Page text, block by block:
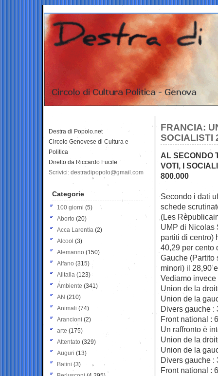
FRANCIA:
SOCIALISTI
AL SECONDO
VOTI, I
800.000
Secondo i dati
schede
(Les
UMP di Nicolas
partiti di centro)
40,29 per cento
Gauche (Partito
minori) il 28,90
Vediamo
Union de la
Union de la
Divers gauche :
Front national :
Un raffronto è
Union de la
Union de la
Divers gauche :
Front national :
Destra di Popolo.net
Circolo Genovese di Cultura e
Politica
Diretto da Riccardo Fucile
Scrivici: destradipopolo@gmail.com
Categorie
100 giorni (5)
Aborto (20)
Acca Larentia (2)
Alcool (3)
Alemanno (150)
Alfano (315)
Alitalia (123)
Ambiente (341)
AN (210)
Animali (74)
Arancioni (2)
arte (175)
Attentato (329)
Auguri (13)
Batini (3)